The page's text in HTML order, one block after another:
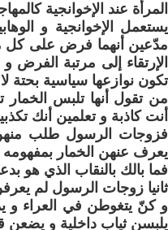
المرأة عند الإخوانجية
يستعمل الإخوانجية و
مدّعين أنهما فرض على كل
الإرتقاء إلى مرتبة
تكون نوازعها سياسية بحتة لا
من تقول أنها تلبس
أنت كاذبة و تعلمين أنك
فزوجات الرسول طلب منهن
يعرف عنهن الخمار بمفهومه
فما بالك بالنقاب الذي هو
ثانيا زوجات الرسول لم
و كنّ يتغوطن في العراء و
يلبسن ثياب داخلية و